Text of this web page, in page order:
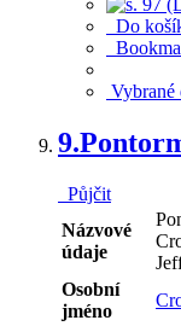
Do
Vybrané
9.
Půjčit
Názvové
údaje
Osobní
jméno